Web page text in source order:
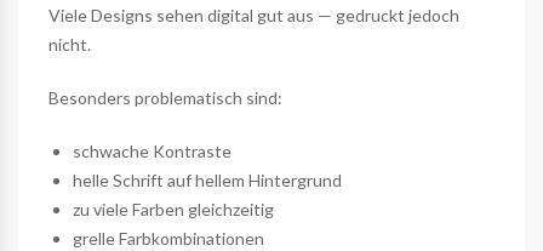
Viele Designs sehen digital gut aus — gedruckt jedoch
nicht.
Besonders problematisch sind:
schwache Kontraste
helle Schrift auf hellem Hintergrund
zu viele Farben gleichzeitig
grelle Farbkombinationen